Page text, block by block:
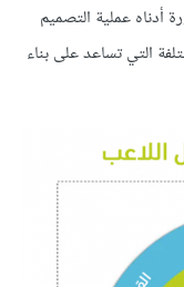
أدناه عملية التصميم
التي تساعد على بناء